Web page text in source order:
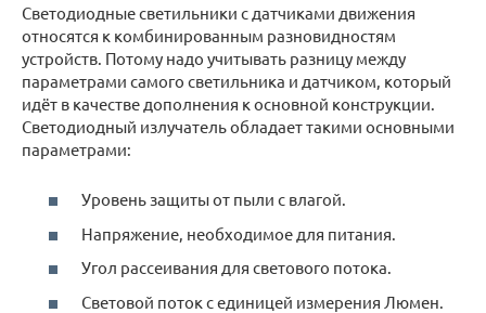
Светодиодные светильники с датчиками движения
относятся к комбинированным разновидностям
устройств. Потому надо учитывать разницу между
параметрами самого светильника и датчиком, который
идёт в качестве дополнения к основной конструкции.
Светодиодный излучатель обладает такими основными
параметрами:
Уровень защиты от пыли с влагой.
Напряжение, необходимое для питания.
Угол рассеивания для светового потока.
Световой поток с единицей измерения Люмен.